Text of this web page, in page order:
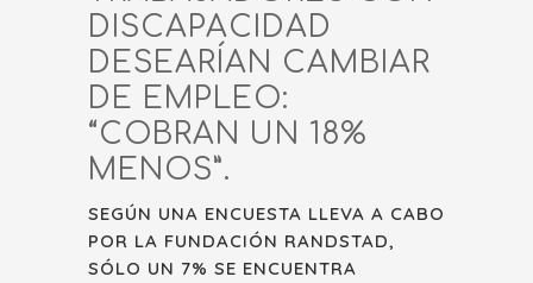
DISCAPACIDAD
DESEARÍAN CAMBIAR
DE EMPLEO:
“COBRAN UN 18%
MENOS”.
SEGÚN UNA ENCUESTA LLEVA A CABO
POR LA FUNDACIÓN RANDSTAD,
SÓLO UN 7% SE ENCUENTRA